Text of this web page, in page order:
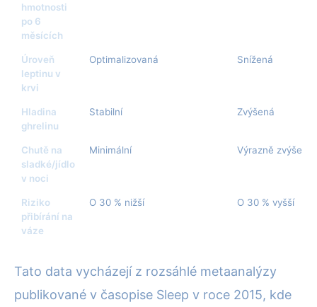
hmotnosti
po 6
měsících
Úroveň
leptinu v
krvi
Optimalizovaná Snížená
Hladina
ghrelinu
Stabilní Zvýšená
Chutě na
sladké/jídlo
v noci
Minimální Výrazně zvýšené
Riziko
přibírání na
váze
O 30 % nižší O 30 % vyšší
Tato data vycházejí z rozsáhlé metaanalýzy
publikované v časopise Sleep v roce 2015, kde